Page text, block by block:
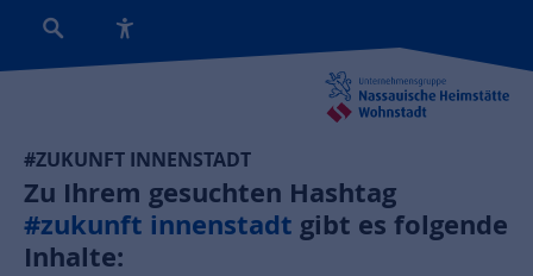
#ZUKUNFT INNENSTADT
Zu Ihrem gesuchten Hashtag
#zukunft innenstadt gibt es folgende
Inhalte: